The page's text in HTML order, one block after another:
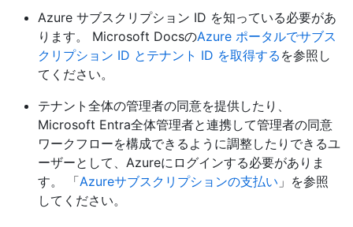
Azure サブスクリプション ID を知っている必要があ
ります。 Microsoft DocsのAzure ポータルでサブス
クリプション ID とテナント ID を取得する を参照し
てください。
テナント全体の管理者の同意を提供したり、
Microsoft Entra全体管理者と連携して管理者の同意
ワークフローを構成できるように調整したりできるユ
ーザーとして、Azureにログインする必要がありま
す。 「Azureサブスクリプションの支払い 」を参照
してください。